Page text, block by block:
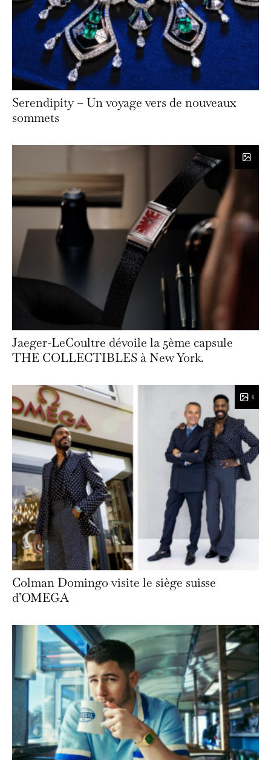
Serendipity – Un voyage vers de nouveaux
sommets
Jaeger-LeCoultre dévoile la 5ème capsule
THE COLLECTIBLES à New York.
6
Colman Domingo visite le siège suisse
d’OMEGA